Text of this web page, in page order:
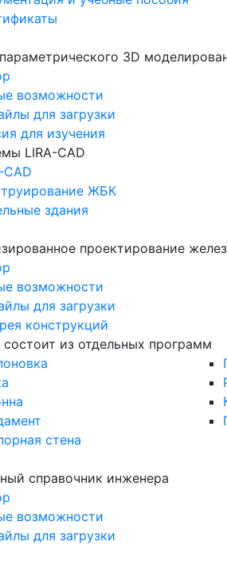
3D
возможности
для загрузки
для изучения
LIRA-CAD
CAD
ЖБК
здания
проектирование
возможности
для загрузки
конструкций
состоит из отдельных программ
стена
справочник инженера
возможности
для загрузки